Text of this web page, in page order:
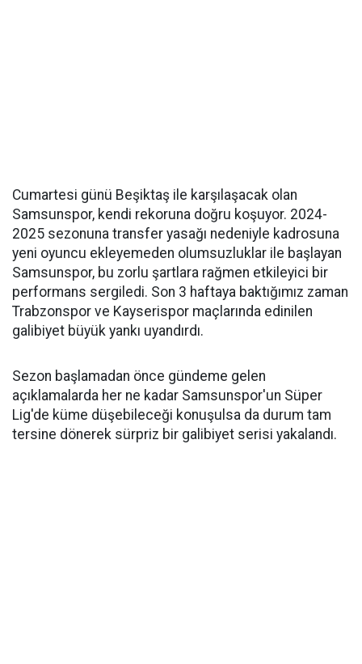
Cumartesi günü Beşiktaş ile karşılaşacak olan
Samsunspor, kendi rekoruna doğru koşuyor. 2024-
2025 sezonuna transfer yasağı nedeniyle kadrosuna
yeni oyuncu ekleyemeden olumsuzluklar ile başlayan
Samsunspor, bu zorlu şartlara rağmen etkileyici bir
performans sergiledi. Son 3 haftaya baktığımız zaman
Trabzonspor ve Kayserispor maçlarında edinilen
galibiyet büyük yankı uyandırdı.
Sezon başlamadan önce gündeme gelen
açıklamalarda her ne kadar Samsunspor'un Süper
Lig'de küme düşebileceği konuşulsa da durum tam
tersine dönerek sürpriz bir galibiyet serisi yakalandı.